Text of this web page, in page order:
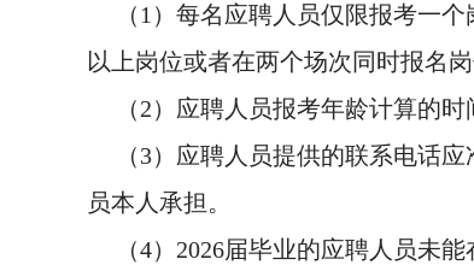
（1）每名应聘人员仅限报考一
以上岗位或者在两个场次同时报名
（2）应聘人员报考年龄计算的时
（3）应聘人员提供的联系电话
员本人承担。
（4）2026届毕业的应聘人员未